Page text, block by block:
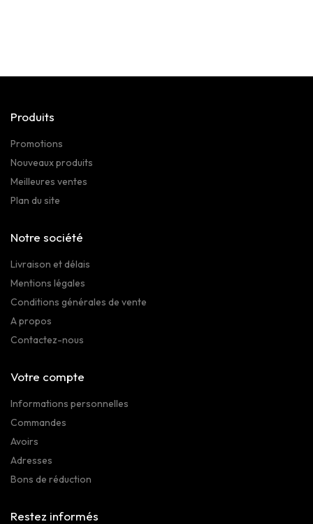
Produits
Promotions
Nouveaux produits
Meilleures ventes
Plan du site
Notre société
Livraison et délais
Mentions légales
Conditions générales de vente
A propos
Contactez-nous
Votre compte
Informations personnelles
Commandes
Avoirs
Adresses
Bons de réduction
Restez informés